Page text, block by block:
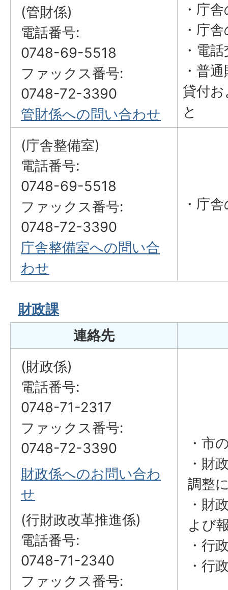
(管財係)
電話番号:
0748-69-5518
ファックス番号:
0748-72-3390
管財係への問い合わせ
・庁
・庁
・電
・普
貸付
と
(庁舎整備室)
電話番号:
0748-69-5518
ファックス番号:
0748-72-3390
庁舎整備室への問い合
わせ
・庁
財政課
連絡先
(財政係)
電話番号:
0748-71-2317
ファックス番号:
0748-72-3390
財政係へのお問い合わ
せ
(行財政改革推進係)
電話番号:
0748-71-2340
ファックス番号:
・市
・財
調整
・財
よび
・行
・行